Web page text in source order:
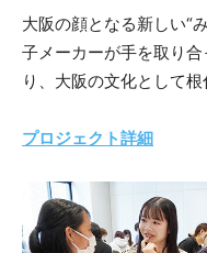
大阪の顔となる新しい“
子メーカーが手を取り
り、大阪の文化として根
プロジェクト詳細